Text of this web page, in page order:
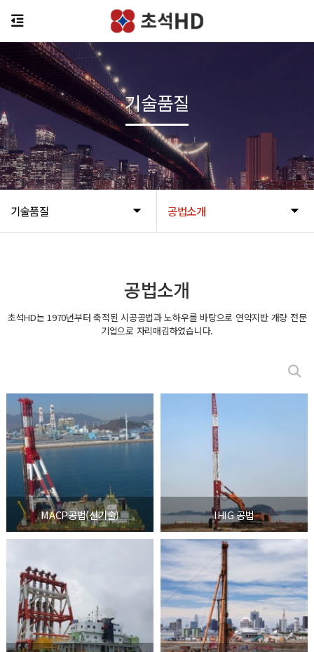
기술품질 공법소개
기술품질
공법소개
초석HD는 1970년부터 축적된 시공공법과 노하우를 바탕으로 연약지반 개량 전문
기업으로 자리매김하였습니다.
MACP공법(신기술) IHIG 공법